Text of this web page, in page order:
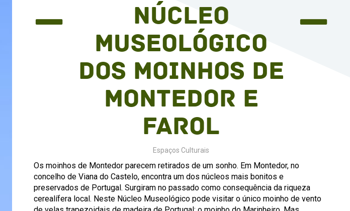
Núcleo
Museológico
dos Moinhos de
Montedor e
Farol
Espaços Culturais
Os moinhos de Montedor parecem retirados de um sonho. Em Montedor, no
concelho de Viana do Castelo, encontra um dos núcleos mais bonitos e
preservados de Portugal. Surgiram no passado como consequência da riqueza
cerealífera local. Neste Núcleo Museológico pode visitar o único moinho de vento